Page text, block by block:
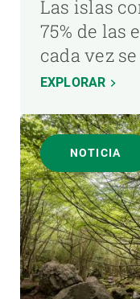
Las islas
75% de las
cada vez
EXPLORAR
NOTICIA